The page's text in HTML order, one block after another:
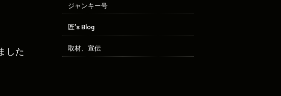
した
ジャンキー号
匠’s Blog
取材、宣伝